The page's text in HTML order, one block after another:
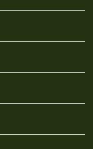
ース
ールスキン)